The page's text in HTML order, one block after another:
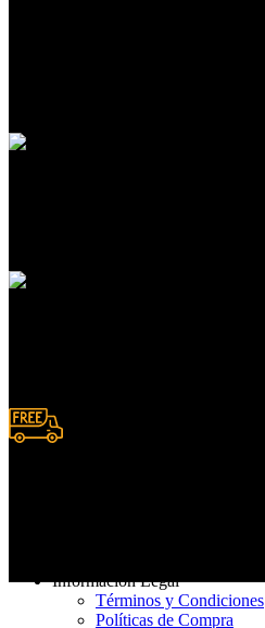
Información Legal
Términos y Condiciones
Políticas de Compra